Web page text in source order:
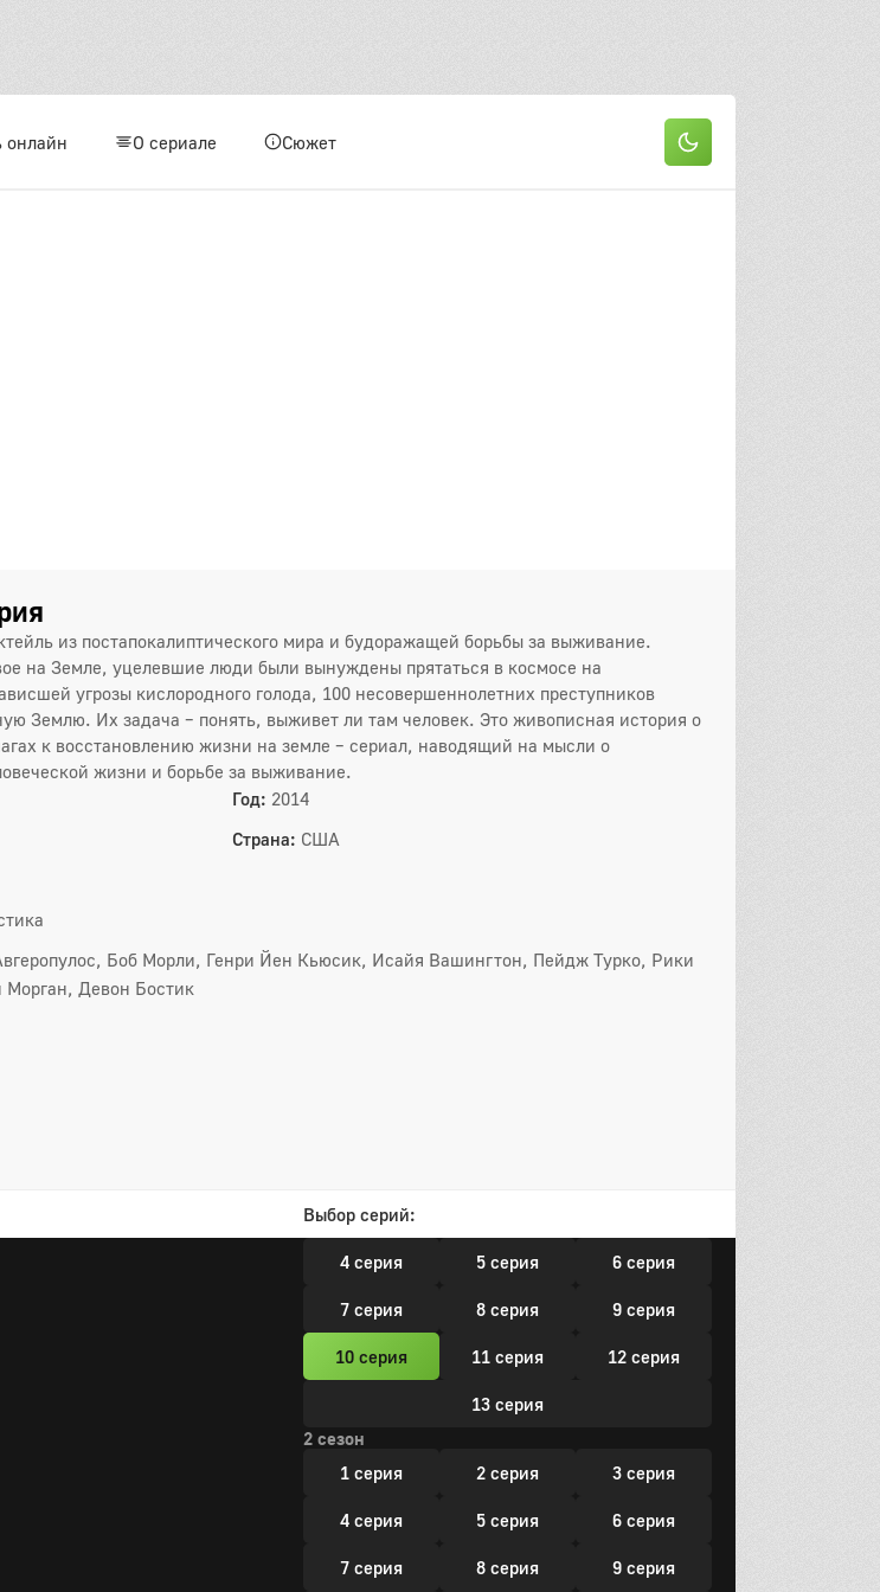
онлайн О сериале Сюжет
из постапокалиптического мира и будоражащей борьбы за выживание.
на Земле, уцелевшие люди были вынуждены прятаться в космосе на
угрозы кислородного голода, 100 несовершеннолетних преступников
Землю. Их задача – понять, выживет ли там человек. Это живописная история о
к восстановлению жизни на земле – сериал, наводящий на мысли о
жизни и борьбе за выживание.
Год: 2014
Страна: США
Боб Морли, Генри Йен Кьюсик, Исайя Вашингтон, Пейдж Турко, Рики
Девон Бостик
Выбор серий:
1 серия
4 серия 5 серия 6 серия
7 серия 8 серия 9 серия
10 серия 11 серия 12 серия
13 серия
2 сезон
1 серия
2 серия 3 серия
4 серия 5 серия 6 серия
7 серия 8 серия 9 серия